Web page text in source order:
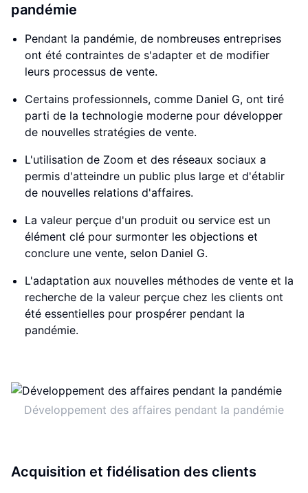
pandémie
Pendant la pandémie, de nombreuses entreprises
ont été contraintes de s'adapter et de modifier
leurs processus de vente.
Certains professionnels, comme Daniel G, ont tiré
parti de la technologie moderne pour développer
de nouvelles stratégies de vente.
L'utilisation de Zoom et des réseaux sociaux a
permis d'atteindre un public plus large et d'établir
de nouvelles relations d'affaires.
La valeur perçue d'un produit ou service est un
élément clé pour surmonter les objections et
conclure une vente, selon Daniel G.
L'adaptation aux nouvelles méthodes de vente et la
recherche de la valeur perçue chez les clients ont
été essentielles pour prospérer pendant la
pandémie.
Développement des affaires pendant la pandémie
Acquisition et fidélisation des clients